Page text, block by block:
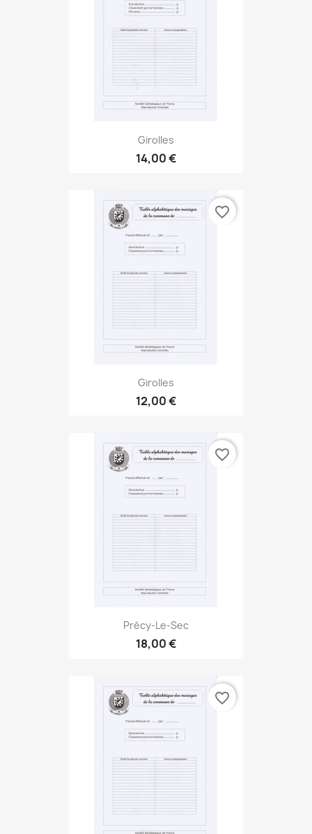
Girolles
14,00 €
Girolles
12,00 €
favorite_border
Précy-Le-Sec
18,00 €
favorite_border
favorite_border